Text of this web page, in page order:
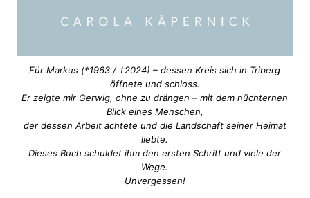
Für Markus (*1963 / †2024) – dessen Kreis sich in Triberg
öffnete und schloss.
Er zeigte mir Gerwig, ohne zu drängen – mit dem nüchternen
Blick eines Menschen,
der dessen Arbeit achtete und die Landschaft seiner Heimat
liebte.
Dieses Buch schuldet ihm den ersten Schritt und viele der
Wege.
Unvergessen!